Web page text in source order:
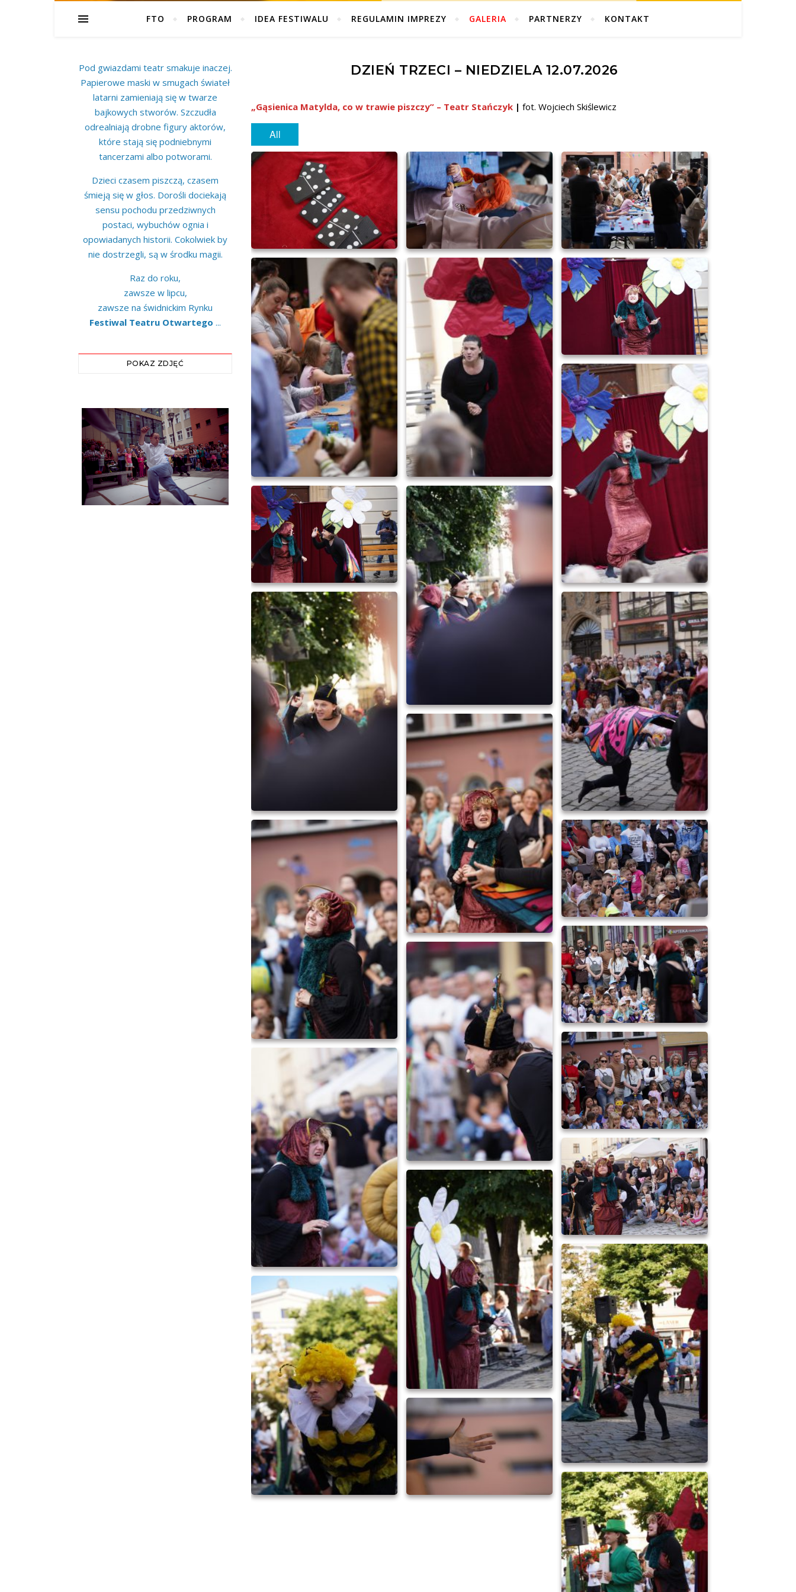
FTO PROGRAM IDEA FESTIWALU REGULAMIN IMPREZY GALERIA PARTNERZY KONTAKT
Pod gwiazdami teatr smakuje inaczej.
Papierowe maski w smugach świateł
latarni zamieniają się w twarze
bajkowych stworów. Szczudła
odrealniają drobne figury aktorów,
które stają się podniebnymi
tancerzami albo potworami.
Dzieci czasem piszczą, czasem
śmieją się w głos. Dorośli dociekają
sensu pochodu przedziwnych
postaci, wybuchów ognia i
opowiadanych historii. Cokolwiek by
nie dostrzegli, są w środku magii.
Raz do roku,
zawsze w lipcu,
zawsze na świdnickim Rynku
Festiwal Teatru Otwartego ...
POKAZ ZDJĘĆ
DZIEŃ TRZECI – NIEDZIELA 12.07.2026
„Gąsienica Matylda, co w trawie piszczy” – Teatr Stańczyk | fot. Wojciech Skiślewicz
All